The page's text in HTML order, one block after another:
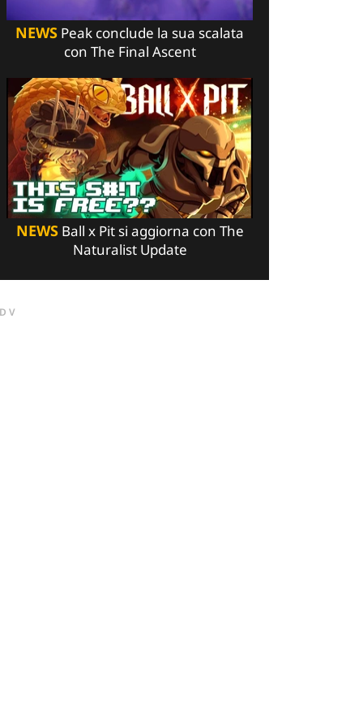
NEWS Peak conclude la sua scalata
con The Final Ascent
NEWSBall x Pit si aggiorna con The
Naturalist Update